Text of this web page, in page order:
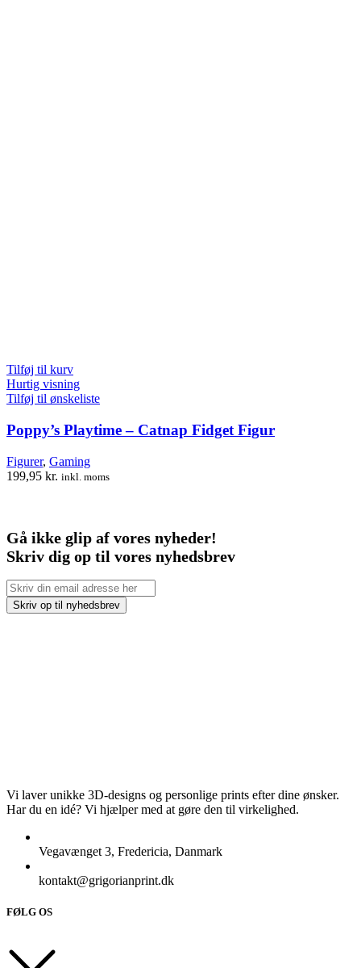
Tilføj til kurv
Hurtig visning
Tilføj til ønskeliste
Poppy’s Playtime – Catnap Fidget Figur
Figurer, Gaming
199,95 kr. inkl. moms
Gå ikke glip af vores nyheder!
Skriv dig op til vores nyhedsbrev
Vi laver unikke 3D-designs og personlige prints efter dine ønsker.
Har du en idé? Vi hjælper med at gøre den til virkelighed.
Vegavænget 3, Fredericia, Danmark
kontakt@grigorianprint.dk
FØLG OS